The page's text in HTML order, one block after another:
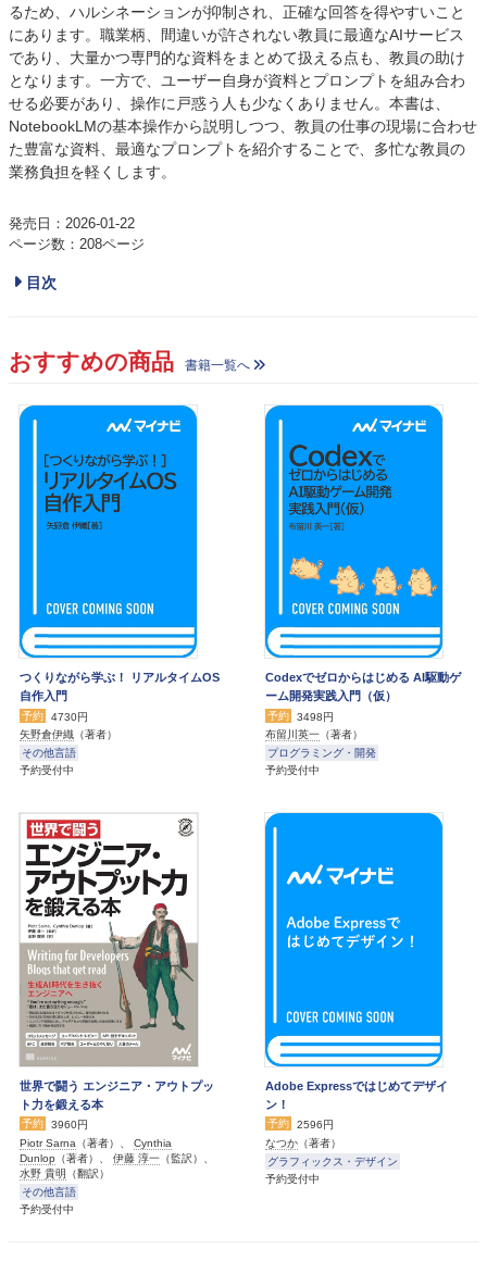
るため、ハルシネーションが抑制され、正確な回答を得やすいこと
にあります。職業柄、間違いが許されない教員に最適なAIサービス
であり、大量かつ専門的な資料をまとめて扱える点も、教員の助け
となります。一方で、ユーザー自身が資料とプロンプトを組み合わ
せる必要があり、操作に戸惑う人も少なくありません。本書は、
NotebookLMの基本操作から説明しつつ、教員の仕事の現場に合わせ
た豊富な資料、最適なプロンプトを紹介することで、多忙な教員の
業務負担を軽くします。
発売日：2026-01-22
ページ数：208ページ
目次
おすすめの商品 書籍一覧へ
つくりながら学ぶ！ リアルタイムOS
自作入門
予約
4730円
矢野倉伊織 （著者）
その他言語
予約受付中
Codexでゼロからはじめる AI駆動ゲ
ーム開発実践入門（仮）
予約
3498円
布留川英一 （著者）
プログラミング・開発
予約受付中
世界で闘う エンジニア・アウトプッ
ト力を鍛える本
予約
3960円
Piotr Sarna （著者）、 Cynthia
Dunlop （著者）、 伊藤 淳一 （監訳）、
水野 貴明 （翻訳）
その他言語
予約受付中
Adobe Expressではじめてデザイ
ン！
予約
2596円
なつか （著者）
グラフィックス・デザイン
予約受付中